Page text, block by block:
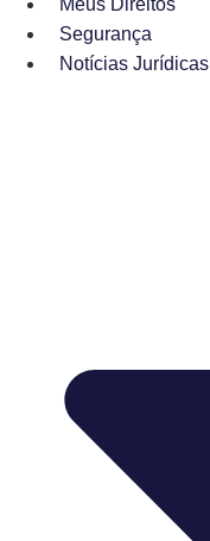
Meus Direitos
Segurança
Notícias Jurídicas